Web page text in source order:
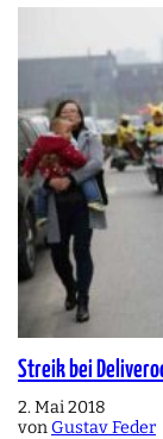
Streik bei
2. Mai 2018
vonGustav Feder